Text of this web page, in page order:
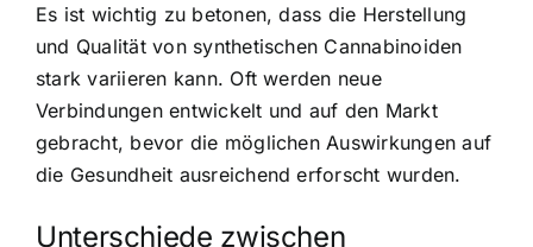
Es ist wichtig zu betonen, dass die Herstellung
und Qualität von synthetischen Cannabinoiden
stark variieren kann. Oft werden neue
Verbindungen entwickelt und auf den Markt
gebracht, bevor die möglichen Auswirkungen auf
die Gesundheit ausreichend erforscht wurden.
Unterschiede zwischen